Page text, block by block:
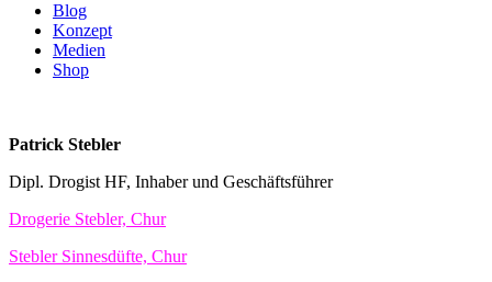
Blog
Konzept
Medien
Shop
Patrick Stebler
Dipl. Drogist HF, Inhaber und Geschäftsführer
Drogerie Stebler, Chur
Stebler Sinnesdüfte, Chur